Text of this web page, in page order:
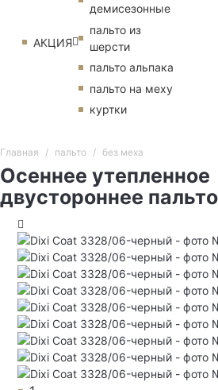
АКЦИЯ
демисезонные
пальто из
шерсти
пальто альпака
пальто на меху
куртки
Главная пальто без меха
Осеннее утепленное
двустороннее пальто